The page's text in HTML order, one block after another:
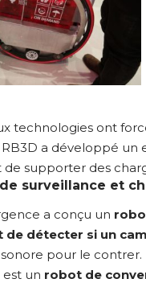
technologies ont
a développé un
supporter des
surveillance et
a conçu un
de détecter si un
pour le contrer.
est un robot de